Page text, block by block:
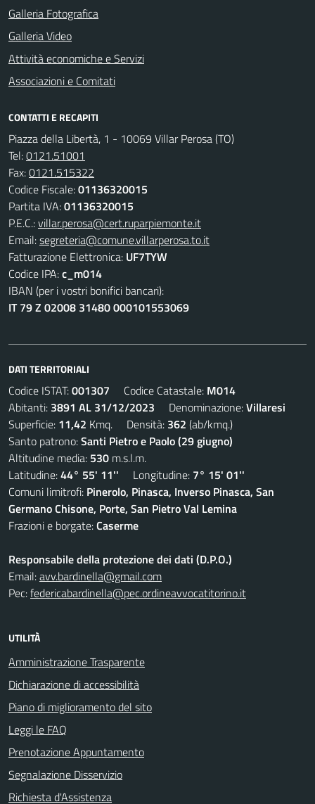
Galleria Fotografica
Galleria Video
Attività economiche e Servizi
Associazioni e Comitati
CONTATTI E RECAPITI
Piazza della Libertà, 1 - 10069 Villar Perosa (TO)
Tel:0121.51001
Fax:0121.515322
Codice Fiscale:01136320015
Partita IVA:01136320015
P.E.C.:villar.perosa@cert.ruparpiemonte.it
Email:segreteria@comune.villarperosa.to.it
Fatturazione Elettronica: UF7TYW
Codice IPA:c_m014
IBAN (per i vostri bonifici bancari):
IT 79 Z 02008 31480 000101553069
DATI TERRITORIALI
Codice ISTAT:001307 Codice Catastale: M014
Abitanti: 3891 AL 31/12/2023 Denominazione:Villaresi
Superficie: 11,42 Kmq. Densità: 362 (ab/kmq.)
Santo patrono:Santi Pietro e Paolo (29 giugno)
Altitudine media: 530 m.s.l.m.
Latitudine:44° 55' 11'' Longitudine: 7° 15' 01''
Comuni limitrofi: Pinerolo, Pinasca, Inverso Pinasca, San
Germano Chisone, Porte, San Pietro Val Lemina
Frazioni e borgate:Caserme
Responsabile della protezione dei dati (D.P.O.)
Email:avv.bardinella@gmail.com
Pec:federicabardinella@pec.ordineavvocatitorino.it
UTILITÀ
Amministrazione Trasparente
Dichiarazione di accessibilità
Piano di miglioramento del sito
Leggi le FAQ
Prenotazione Appuntamento
Segnalazione Disservizio
Richiesta d'Assistenza